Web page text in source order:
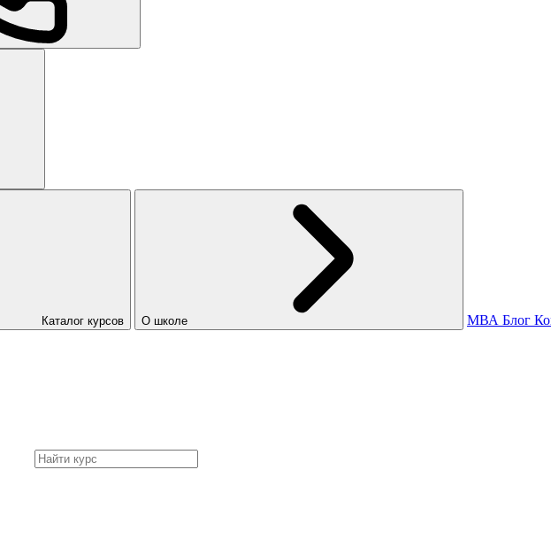
Каталог курсов О школе МВА Блог